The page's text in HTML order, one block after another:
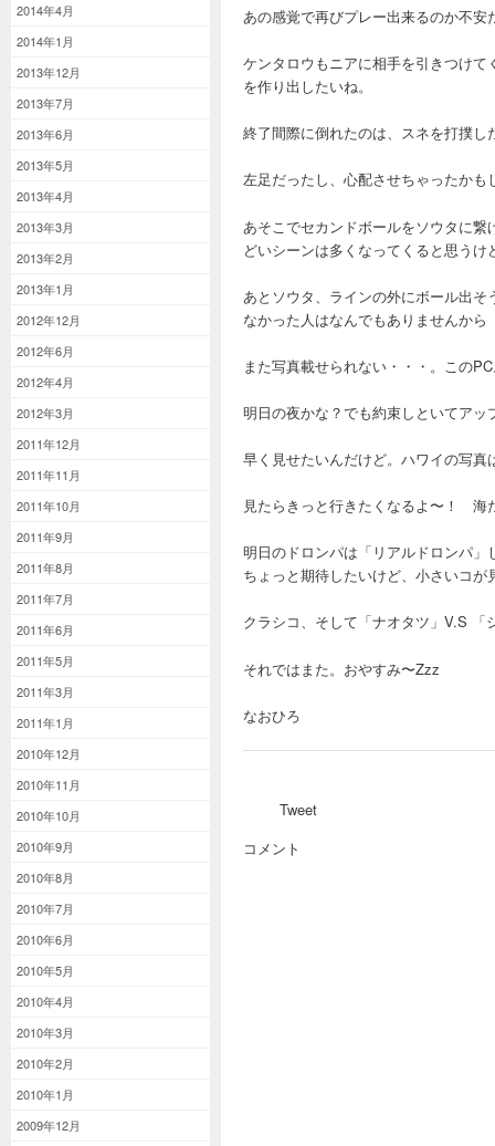
2014年4月
2014年1月
2013年12月
2013年7月
2013年6月
2013年5月
2013年4月
2013年3月
2013年2月
2013年1月
2012年12月
2012年6月
2012年4月
2012年3月
2011年12月
2011年11月
2011年10月
2011年9月
2011年8月
2011年7月
2011年6月
2011年5月
2011年3月
2011年1月
2010年12月
2010年11月
2010年10月
2010年9月
2010年8月
2010年7月
2010年6月
2010年5月
2010年4月
2010年3月
2010年2月
2010年1月
2009年12月
あの感覚で再びプレー出来るのか不
ケンタロウもニアに相手を引きつけ
を作り出したいね。
終了間際に倒れたのは、スネを打撲し
左足だったし、心配させちゃったか
あそこでセカンドボールをソウタに
どいシーンは多くなってくると思う
あとソウタ、ラインの外にボール出
なかった人はなんでもありませんから
また写真載せられない・・・。この
明日の夜かな？でも約束しといてア
早く見せたいんだけど。ハワイの写真
見たらきっと行きたくなるよ〜！
明日のドロンパは「リアルドロンパ」
ちょっと期待したいけど、小さいコ
クラシコ、そして「ナオタツ」V.S
それではまた。おやすみ〜Zzz
なおひろ
Tweet
コメント